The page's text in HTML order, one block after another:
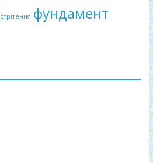
стрітення фундамент